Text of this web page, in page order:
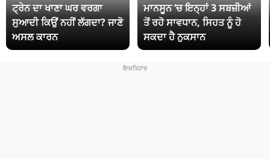
ਟ੍ਰੇਨ ਦਾ ਖਾਣਾ ਘਰ ਵਰਗਾ
ਸੁਆਦੀ ਕਿਉਂ ਨਹੀਂ ਲੱਗਦਾ? ਜਾਣੋ
ਅਸਲ ਕਾਰਨ
ਮਾਨਸੂਨ ‘ਚ ਇਨ੍ਹਾਂ 3 ਸਬਜ਼ੀਆਂ
ਤੋਂ ਰਹੋ ਸਾਵਧਾਨ, ਸਿਹਤ ਨੂੰ ਹੋ
ਸਕਦਾ ਹੈ ਨੁਕਸਾਨ